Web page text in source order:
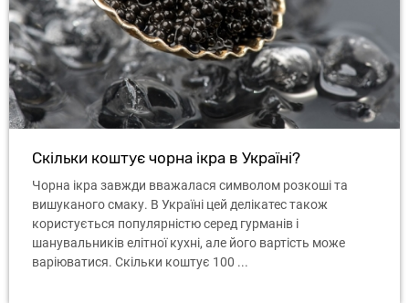
Скільки коштує чорна ікра в Україні?
Чорна ікра завжди вважалася символом розкоші та
вишуканого смаку. В Україні цей делікатес також
користується популярністю серед гурманів і
шанувальників елітної кухні, але його вартість може
варіюватися. Скільки коштує 100 ...